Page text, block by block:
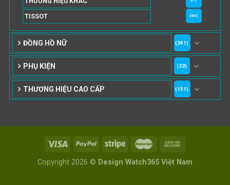
TISSOT (64)
ĐỒNG HỒ NỮ (241)
PHỤ KIỆN (22)
THƯƠNG HIỆU CAO CẤP (151)
Copyright 2026 © Design Watch365 Việt Nam